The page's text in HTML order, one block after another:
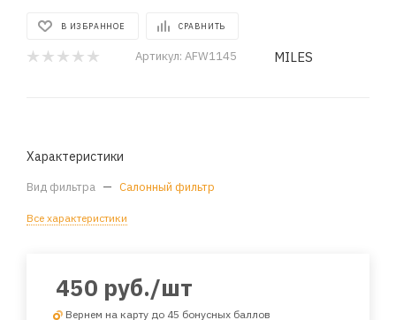
В ИЗБРАННОЕ СРАВНИТЬ
Артикул: AFW1145 MILES
Характеристики
Вид фильтра — Салонный фильтр
Все характеристики
450 руб./шт
Вернем на карту до 45 бонусных баллов